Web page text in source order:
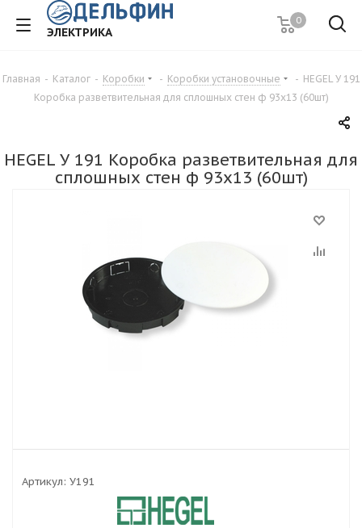
ЭЛЕКТРИКА
0
Главная - Каталог - Коробки - Коробки установочные - HEGEL У 191
Коробка разветвительная для сплошных стен ф 93х13 (60шт)
HEGEL У 191 Коробка разветвительная для
сплошных стен ф 93х13 (60шт)
Артикул: У191